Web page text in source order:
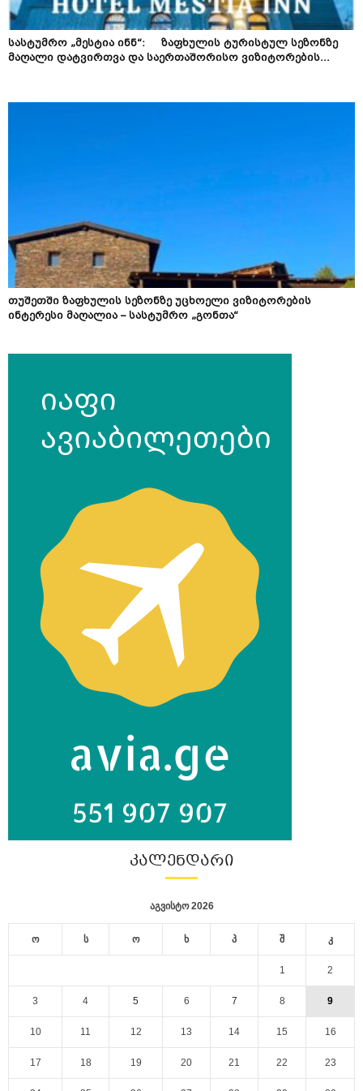
სასტუმრო „მესტია ინნ“: ზაფხულის ტურისტულ სეზონზე
მაღალი დატვირთვა და საერთაშორისო ვიზიტორების...
თუშეთში ზაფხულის სეზონზე უცხოელი ვიზიტორების
ინტერესი მაღალია – სასტუმრო „გონთა“
ᲙᲐᲚᲔᲜᲓᲐᲠᲘ
აგვისტო 2026
ო ს ო ხ პ შ კ
1 2
3 4 5 6 7 8 9
10 11 12 13 14 15 16
17 18 19 20 21 22 23